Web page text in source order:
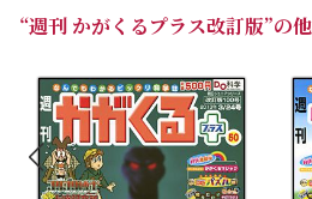
“週刊 かがくるプラス改訂版”の